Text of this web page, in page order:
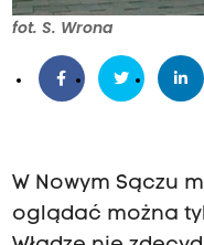
fot. S. Wrona
W Nowym Sączu
oglądać można